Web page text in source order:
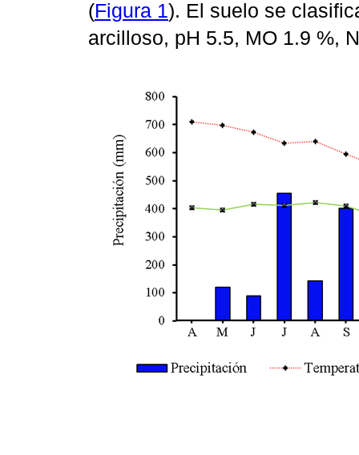
(Figura 1). El suelo se
arcilloso, pH 5.5, MO 1.9 %,